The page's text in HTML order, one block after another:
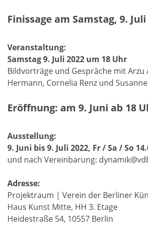
Finissage am Samstag, 9.
Veranstaltung:
Samstag 9. Juli 2022 um 18 Uhr
Bildvorträge und Gespräche mit Arzu
Hermann, Cornelia Renz und
Eröffnung: am 9. Juni ab 18
Ausstellung:
9. Juni bis 9. Juli 2022, Fr / Sa / So
und nach Vereinbarung:
Adresse:
Projektraum | Verein der Berliner
Haus Kunst Mitte, HH 3. Etage
Heidestraße 54, 10557 Berlin